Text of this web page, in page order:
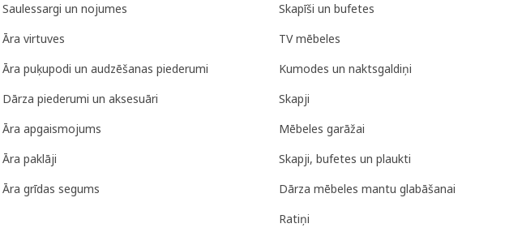
Saulessargi un nojumes
Āra virtuves
Āra puķupodi un audzēšanas piederumi
Dārza piederumi un aksesuāri
Āra apgaismojums
Āra paklāji
Āra grīdas segums
Skapīši un bufetes
TV mēbeles
Kumodes un naktsgaldiņi
Skapji
Mēbeles garāžai
Skapji, bufetes un plaukti
Dārza mēbeles mantu glabāšanai
Ratiņi